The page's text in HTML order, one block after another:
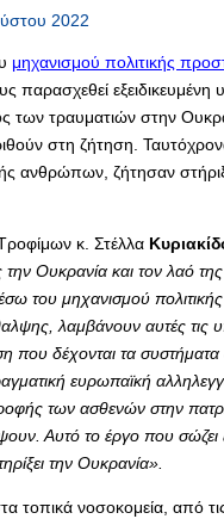
2022
μηχανισμού πολιτικής
εξειδικευμένη
τραυματιών στην
στη ζήτηση.
ανθρώπων, ζήτησαν
κ. Στέλλα
Ουκρανία και τον λαό
του μηχανισμού
λαμβάνουν αυτές τις
που δέχονται τα
ευρωπαϊκή
των ασθενών στην
Αυτό το έργο που
την Ουκρανία».
τοπικά νοσοκομεία, από